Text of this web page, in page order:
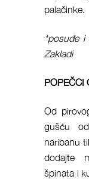
palačinke.
*posuđe
Zakladi
POPEČCI
Od
gušću
naribanu
dodajte
špinata i